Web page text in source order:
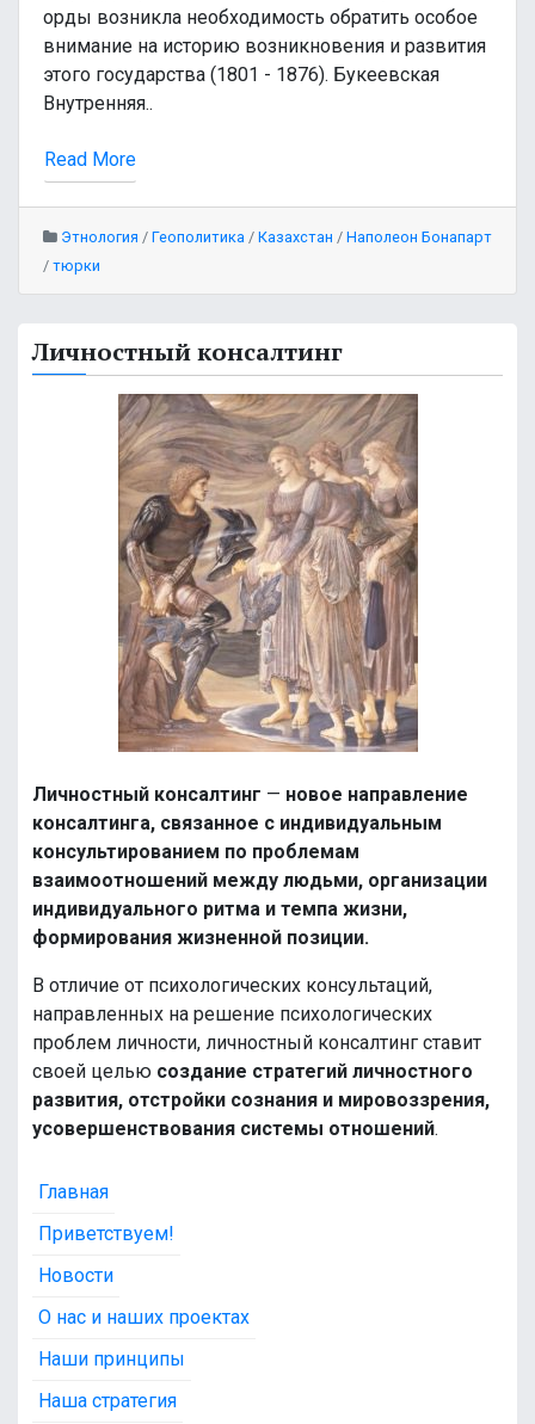
орды возникла необходимость обратить особое
внимание на историю возникновения и развития
этого государства (1801 - 1876). Букеевская
Внутренняя..
Read More
Этнология / Геополитика / Казахстан / Наполеон Бонапарт
/ тюрки
Личностный консалтинг
Личностный консалтинг — новое направление
консалтинга, связанное с индивидуальным
консультированием по проблемам
взаимоотношений между людьми, организации
индивидуального ритма и темпа жизни,
формирования жизненной позиции.
В отличие от психологических консультаций,
направленных на решение психологических
проблем личности, личностный консалтинг ставит
своей целью создание стратегий личностного
развития, отстройки сознания и мировоззрения,
усовершенствования системы отношений.
Главная
Приветствуем!
Новости
О нас и наших проектах
Наши принципы
Наша стратегия